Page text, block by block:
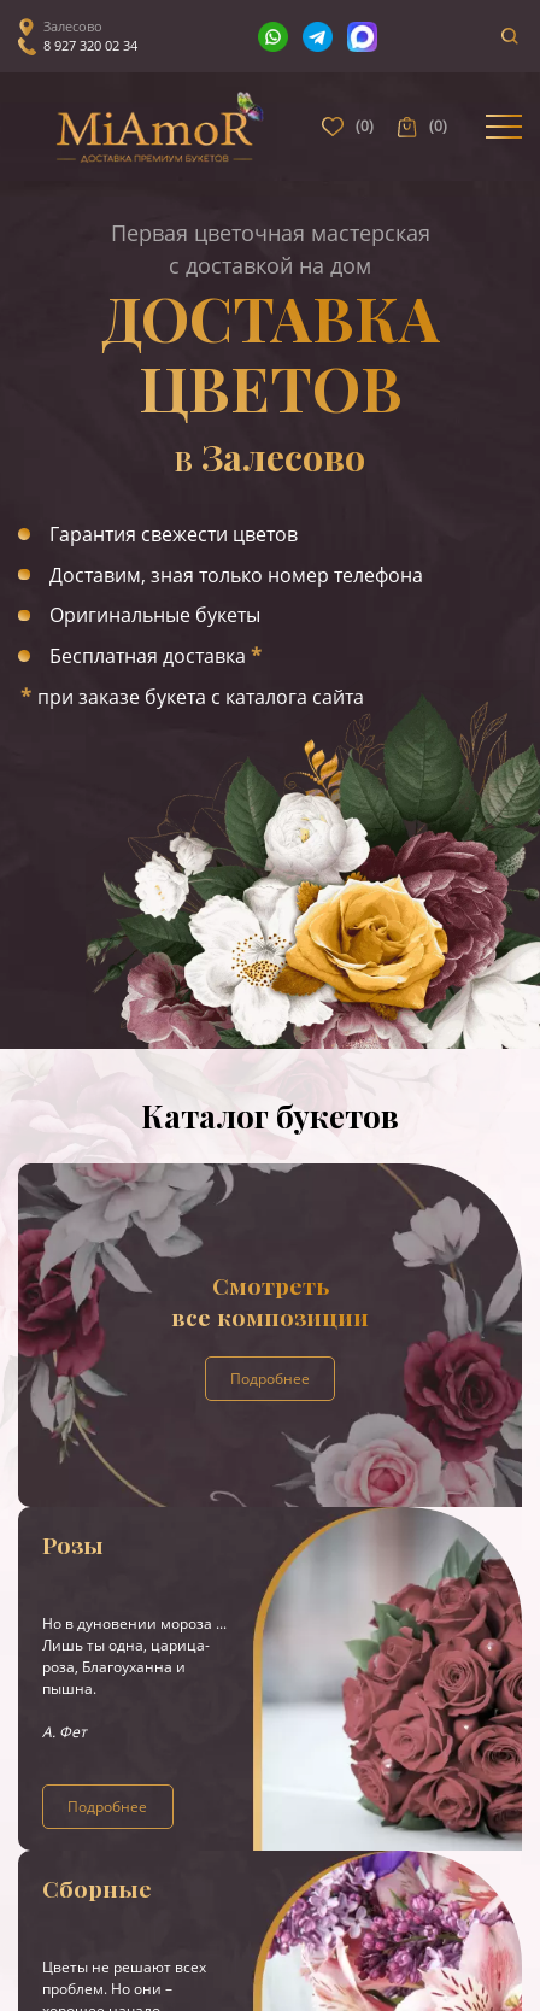
Залесово
8 927 320 02 34
(0) (0)
Первая цветочная мастерская
с доставкой на дом
ДОСТАВКА
ЦВЕТОВ
В Залесово
Гарантия свежести цветов
Доставим, зная только номер телефона
Оригинальные букеты
Бесплатная доставка *
* при заказе букета с каталога сайта
Каталог букетов
Смотреть
все композиции
Подробнее
Розы
Но в дуновении мороза ...
Лишь ты одна, царица-
роза, Благоуханна и
пышна.
А. Фет
Подробнее
Сборные
Цветы не решают всех
проблем. Но они –